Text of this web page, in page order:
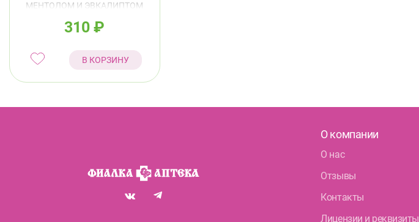
МЕНТОЛОМ И ЭВКАЛИПТОМ
310₽
В КОРЗИНУ
О компании
О нас
Отзывы
Контакты
Лицензии и реквизиты